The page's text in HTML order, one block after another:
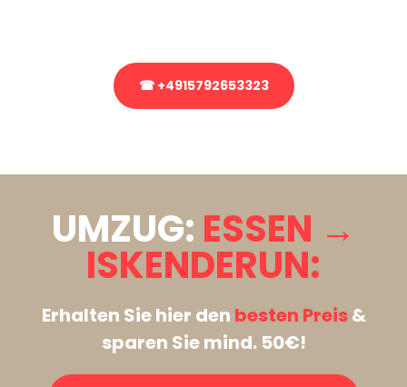
☎ +4915792653323
UMZUG: ESSEN →
ISKENDERUN:
Erhalten Sie hier den besten Preis&
sparen Sie mind. 50€!